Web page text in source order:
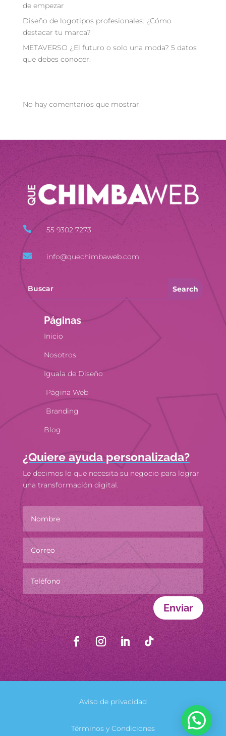
de empezar
Diseño de logotipos profesionales: ¿Cómo
destacar tu marca?
METAVERSO ¿El futuro o solo una moda? 5 datos
que debes conocer.
No hay comentarios que mostrar.
 55 9302 7273
 info@quechimbaweb.com
Páginas
Inicio
Nosotros
Iguala de Diseño
Página Web
Branding
Blog
¿Quiere ayuda personalizada?
Le decimos lo que necesita su negocio para lograr
una transformación digital.
Enviar
Aviso de privacidad
Términos y Condiciones